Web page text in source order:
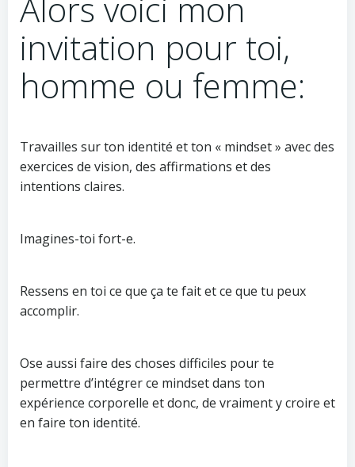
invitation pour toi,
homme ou femme:
Travailles sur ton identité et ton « mindset » avec des
exercices de vision, des affirmations et des
intentions claires.
Imagines-toi fort-e.
Ressens en toi ce que ça te fait et ce que tu peux
accomplir.
Ose aussi faire des choses difficiles pour te
permettre d’intégrer ce mindset dans ton
expérience corporelle et donc, de vraiment y croire et
en faire ton identité.